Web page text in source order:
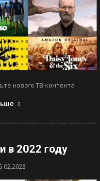
нового ТВ-контента
в 2022 году